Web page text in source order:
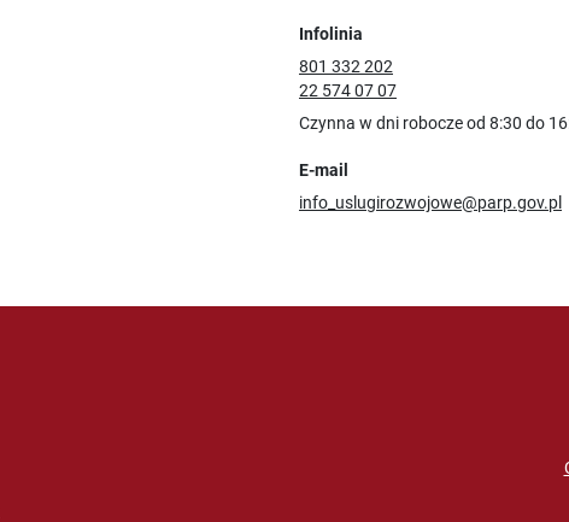
Infolinia
801 332 202
22 574 07 07
Czynna w dni robocze od 8:30 do
E-mail
info_uslugirozwojowe@parp.gov.pl